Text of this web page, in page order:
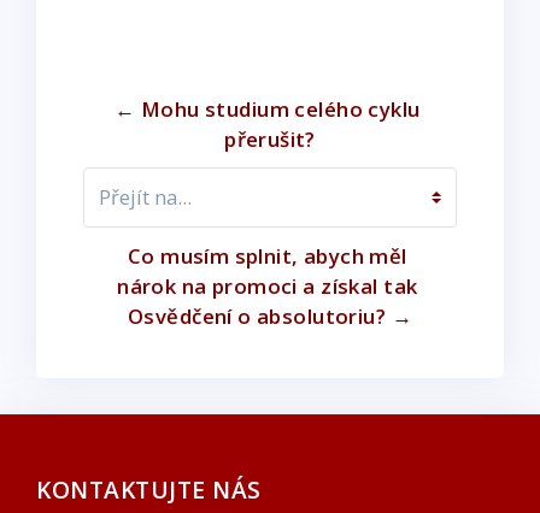
← Mohu studium celého cyklu
přerušit?
Přejít na...
Co musím splnit, abych měl
nárok na promoci a získal tak
Osvědčení o absolutoriu? →
KONTAKTUJTE NÁS